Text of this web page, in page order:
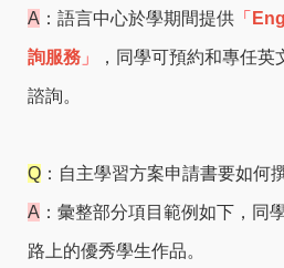
A ：語言中心於學期間提供 「
詢服務 」 ，同學可預約和專任
諮詢。
Q ：自主學習方案申請書要如何
A ：彙整部分項目範例如下，同
路上的優秀學生作品。